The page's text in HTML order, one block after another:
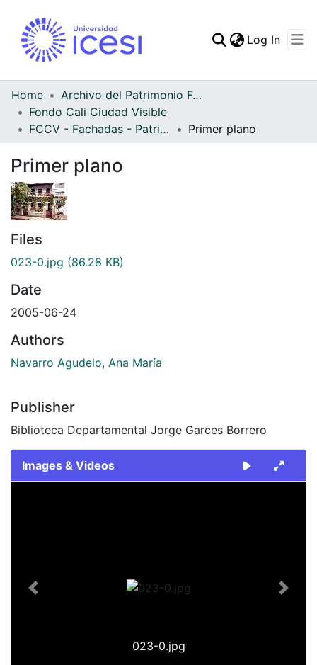
Log In
Home
Archivo del Patrimonio Fotográfico y Fílmico del Valle del Cauca
Fondo Cali Ciudad Visible
FCCV - Fachadas - Patrimonial
Primer plano
Primer plano
Files
023-0.jpg (86.28 KB)
Date
2005-06-24
Authors
Navarro Agudelo, Ana María
Publisher
Biblioteca Departamental Jorge Garces Borrero
Images & Videos
023-0.jpg
Previous Next